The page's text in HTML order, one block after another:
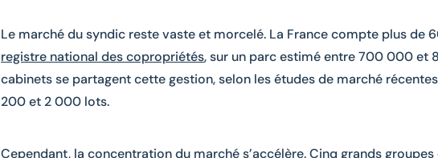
Le marché du syndic reste vaste et morcelé. La France compte plus
registre national des copropriétés, sur un parc estimé entre 700 000 et
cabinets se partagent cette gestion, selon les études de marché
200 et 2 000 lots.
Cependant, la concentration du marché s’accélère. Cinq grands